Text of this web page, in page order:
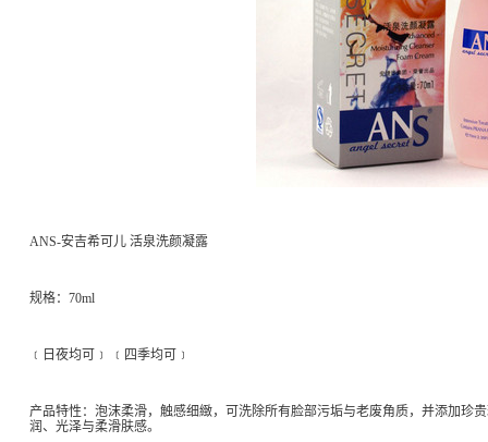
ANS-安吉希可儿 活泉洗颜凝露
规格：70ml
﹝日夜均可﹞ ﹝四季均可﹞
产品特性：泡沫柔滑，触感细緻，可洗除所有脸部污垢与老废角质，并添加珍
润、光泽与柔滑肤感。